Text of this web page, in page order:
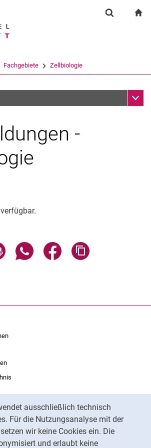
Springe direkt zu: Inhalt
Springe direkt zu: Suche
Springe direkt zu:
ausschließlich technisch
Für die Nutzungsanalyse mit der
wir keine Cookies ein. Die
und erlaubt keine
Suchen (öffnet externen Link in einem
Fachgebiete Zellbiologie
- Zellbiologie
-
Seite über E-Mail teilen
Seite über WhatsApp teilen
Seite über Facebook